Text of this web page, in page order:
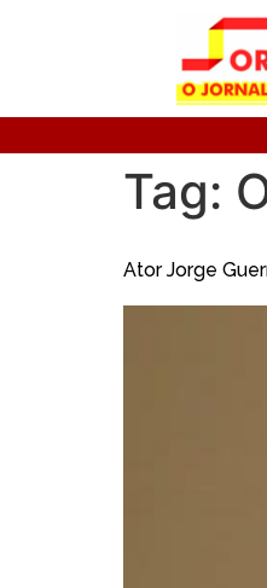
Tag:
Ator Jorge